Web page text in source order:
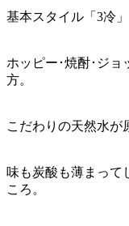
基本スタイル「3冷」
ホッピー･焼酎･ジョ
方。
こだわりの天然水が
味も炭酸も薄まって
ころ。